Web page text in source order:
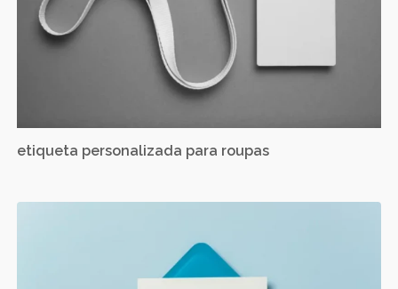
etiqueta personalizada para roupas